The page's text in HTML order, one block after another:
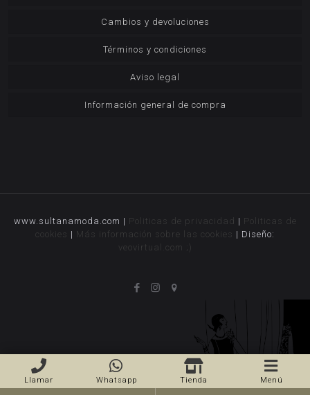
Cambios y devoluciones
Términos y condiciones
Aviso legal
Información general de compra
www.sultanamoda.com | Politicas de privacidad | Politicas de
cookies | Más información sobre las cookies | Diseño:
veovirtual.com
;)
Llamar Whatsapp Tienda Menú